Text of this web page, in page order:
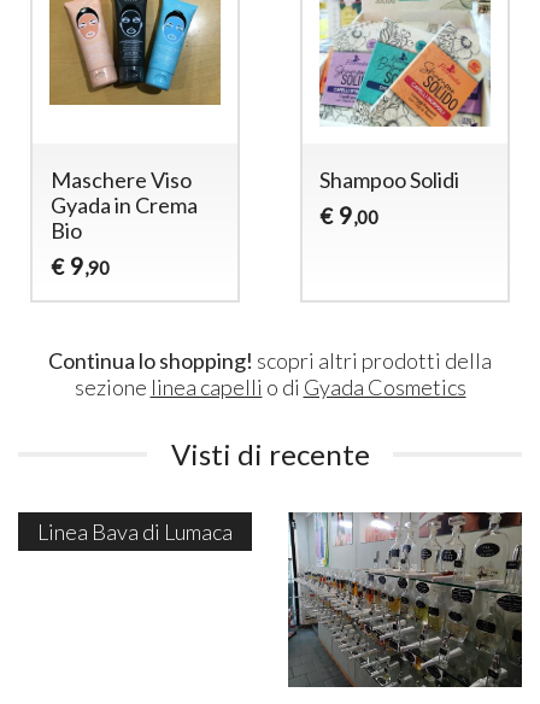
Maschere Viso
Gyada in Crema
Bio
€ 9,90
Shampoo Solidi
€ 9,00
Continua lo shopping! scopri altri prodotti della
sezione linea capelli o di Gyada Cosmetics
Visti di recente
Linea Bava di Lumaca